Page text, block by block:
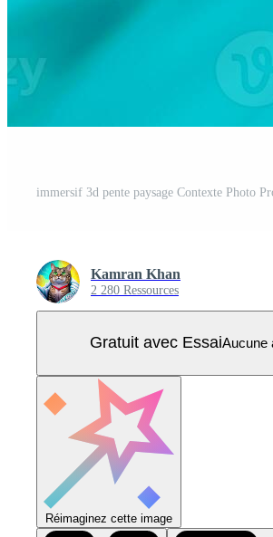
immersif 3d pente paysage Contexte Photo
Kamran Khan
2 280 Ressources
Gratuit avec EssaiAucune
Réimaginez cette image